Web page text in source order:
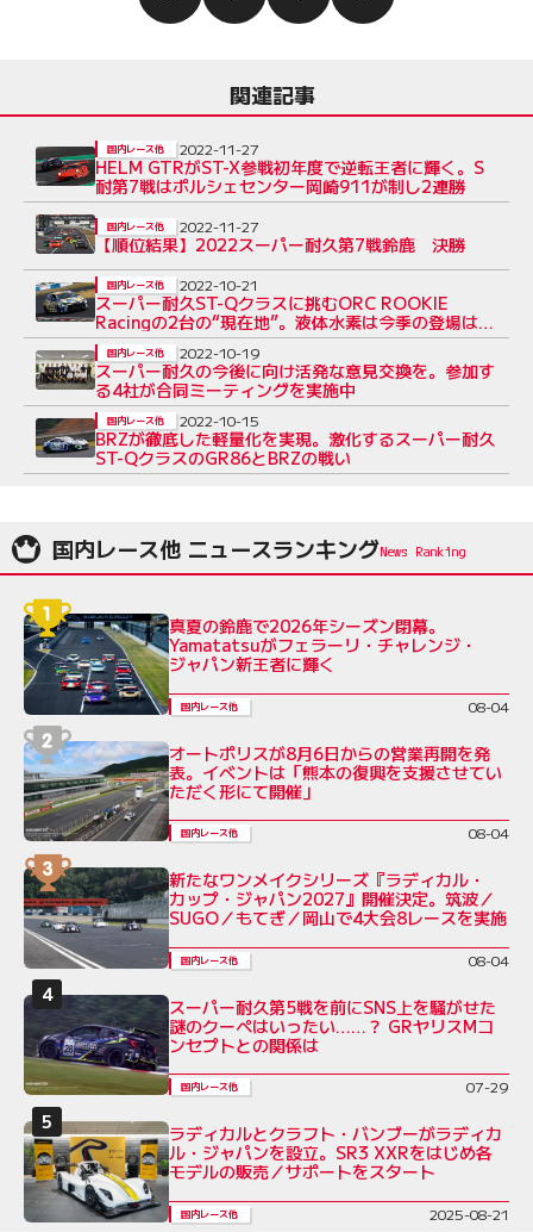
関連記事
HELM GTRがST-X参戦初年度で逆転王者に輝く。S
耐第7戦はポルシェセンター岡崎911が制し2連勝
国内レース他 2022-11-27
【順位結果】2022スーパー耐久第7戦鈴鹿 決勝
国内レース他 2022-11-27
スーパー耐久ST-Qクラスに挑むORC ROOKIE
Racingの2台の“現在地”。液体水素は今季の登場はな
し
国内レース他 2022-10-21
スーパー耐久の今後に向け活発な意見交換を。参加す
る4社が合同ミーティングを実施中
国内レース他 2022-10-19
BRZが徹底した軽量化を実現。激化するスーパー耐久
ST-QクラスのGR86とBRZの戦い
国内レース他 2022-10-15
国内レース他 ニュースランキング
真夏の鈴鹿で2026年シーズン閉幕。
Yamatatsuがフェラーリ・チャレンジ・
ジャパン新王者に輝く
国内レース他 08-04
オートポリスが8月6日からの営業再開を発
表。イベントは「熊本の復興を支援させてい
ただく形にて開催」
国内レース他 08-04
新たなワンメイクシリーズ『ラディカル・
カップ・ジャパン2027』開催決定。筑波／
SUGO／もてぎ／岡山で4大会8レースを実施
国内レース他 08-04
スーパー耐久第5戦を前にSNS上を騒がせた
謎のクーペはいったい……？ GRヤリスMコ
ンセプトとの関係は
国内レース他 07-29
ラディカルとクラフト・バンブーがラディカ
ル・ジャパンを設立。SR3 XXRをはじめ各
モデルの販売／サポートをスタート
国内レース他 2025-08-21